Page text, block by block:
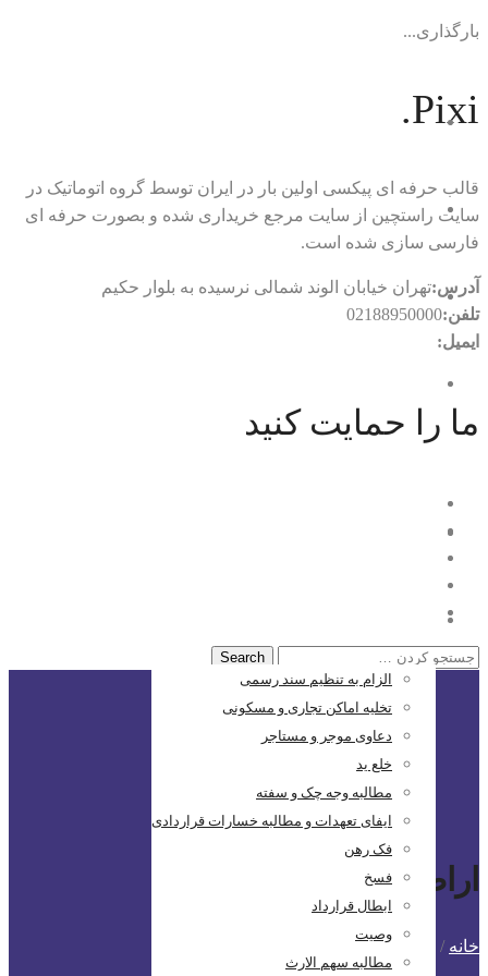
بارگذاری...
الزام به تنظیم سند رسمی
تخلیه اماکن تجاری و مسکونی
دعاوی موجر و مستاجر
خلع ید
مطالبه وجه چک و سفته
ایفای تعهدات و مطالبه خسارات قراردادی
فک رهن
فسخ
ابطال قرارداد
وصیت
مطالبه سهم الارث
Pixi.
قالب حرفه ای پیکسی اولین بار در ایران توسط گروه اتوماتیک در
سایت راستچین از سایت مرجع خریداری شده و بصورت حرفه ای
فارسی سازی شده است.
آدرس:تهران خیابان الوند شمالی نرسیده به بلوار حکیم
تلفن:02188950000
ایمیل:
ما را حمایت کنید
اراضی
خانه / پست های برچسب شده: اراضی